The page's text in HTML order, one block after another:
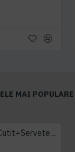
MAI POPULARE
Furculita+Cutit+Servetel 100buc/set